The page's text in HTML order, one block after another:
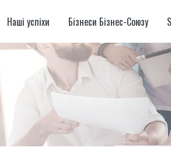
Наші успіхи Бізнеси Бізнес-Союзу